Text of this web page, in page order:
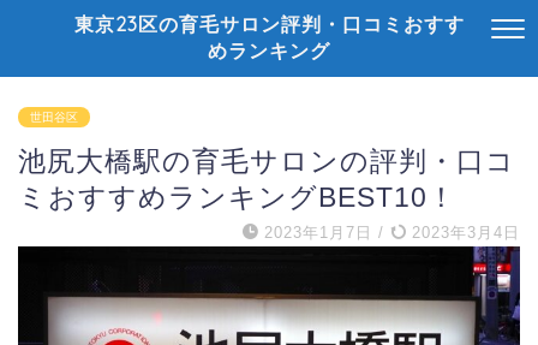
東京23区の育毛サロン評判・口コミおすす
めランキング
世田谷区
池尻大橋駅の育毛サロンの評判・口コ
ミおすすめランキングBEST10！
2023年1月7日 / 2023年3月4日